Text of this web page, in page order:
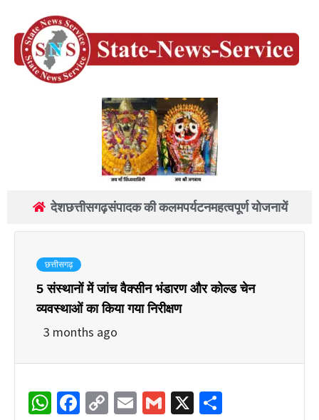
देशछत्तीसगढ़संपादक की कलमपर्यटनमहत्वपूर्ण योजनायें
छत्तीसगढ़
5 संस्थानों में जांच वैक्सीन भंडारण और कोल्ड चेन
व्यवस्थाओं का किया गया निरीक्षण
3 months ago
WhatsApp
Facebook
CopyEmailGmail
X